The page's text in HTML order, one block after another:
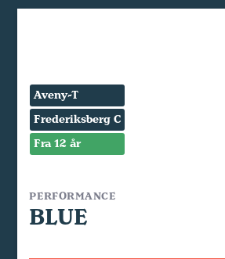
Aveny-T
Frederiksberg C
Fra 12 år
PERFORMANCE
BLUE